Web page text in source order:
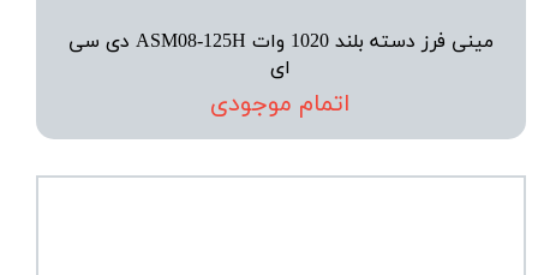
مینی فرز دسته بلند 1020 وات ASM08-125H دی سی
ای
اتمام موجودی